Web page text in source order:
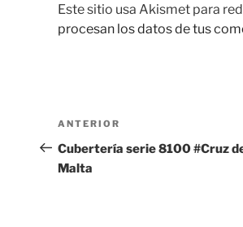
Este sitio usa Akismet para
procesan los datos de tus
Navegación
de
entradas
Entrada
anterior:
ANTERIOR
Cubertería serie 8100 #Cruz
Malta